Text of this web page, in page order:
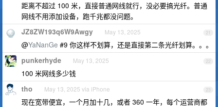
距离不超过 100 米，直接普通网线就行，没必要搞光纤。普通
网线不用添加设备，跑千兆都没问题。
21
JZ8ZW193q6W9Awgy May 13, 2025
@YaNanGe #9 你这样不划算，还是直接第二条光纤划算。。。
22
punkerhyde May 13, 2025
100 米网线多少钱
23
tho May 13, 2025 via iPhone
现在宽带便宜，一个月加十几，或者 360 一年，每个运营商都